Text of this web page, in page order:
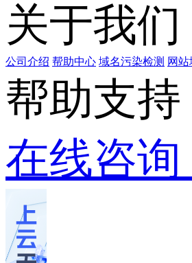
关于我们
公司介绍 帮助中心 域名污染检测 网站
帮助支持
在线咨询